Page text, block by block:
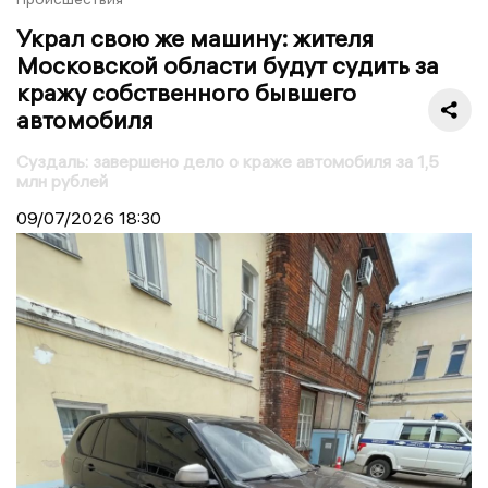
Украл свою же машину: жителя
Московской области будут судить за
кражу собственного бывшего
автомобиля
Суздаль: завершено дело о краже автомобиля за 1,5
млн рублей
09/07/2026 18:30